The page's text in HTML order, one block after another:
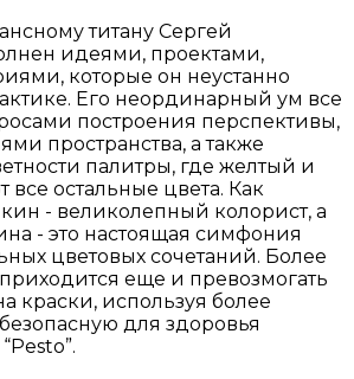
титану Сергей
идеями, проектами,
которые он неустанно
Его неординарный ум все
построения перспективы,
пространства, а также
палитры, где желтый и
все остальные цвета. Как
- великолепный колорист, а
- это настоящая симфония
цветовых сочетаний. Более
еще и превозмогать
краски, используя более
для здоровья